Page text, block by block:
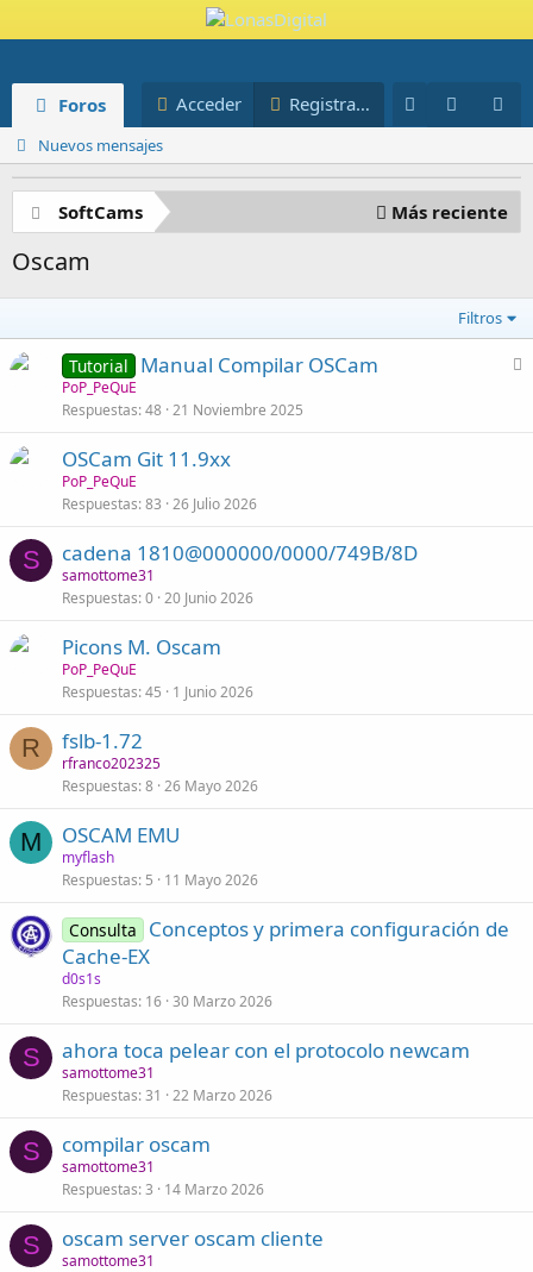
Foros Blog
Acceder
Registrarse
Nuevos mensajes
SoftCams Más reciente
Oscam
Filtros
Tutorial Manual Compilar OSCam
PoP_PeQuE
Respuestas 48 21 Noviembre 2025
OSCam Git 11.9xx
PoP_PeQuE
Respuestas 83 26 Julio 2026
S cadena 1810@000000/0000/749B/8D
samottome31
Respuestas 0 20 Junio 2026
Picons M. Oscam
PoP_PeQuE
Respuestas 45 1 Junio 2026
R fslb-1.72
rfranco202325
Respuestas 8 26 Mayo 2026
M OSCAM EMU
myflash
Respuestas 5 11 Mayo 2026
Consulta
Conceptos y primera configuración de
Cache-EX
d0s1s
Respuestas 16 30 Marzo 2026
S ahora toca pelear con el protocolo newcam
samottome31
Respuestas 31 22 Marzo 2026
S compilar oscam
samottome31
Respuestas 3 14 Marzo 2026
S oscam server oscam cliente
samottome31